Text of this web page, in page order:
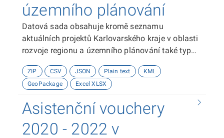
územního plánování
Datová sada obsahuje kromě seznamu
aktuálních projektů Karlovarského kraje v oblasti
rozvoje regionu a územního plánování také typ
projektu, žadatele a příjemce podpory a webové
stránky projektu. Souřadnicový systém je použit
Karlovarského kraje.
ZIP CSV JSON Plain text
KML
GeoPackage
Excel XLSX
Asistenční vouchery
2020 - 2022 v